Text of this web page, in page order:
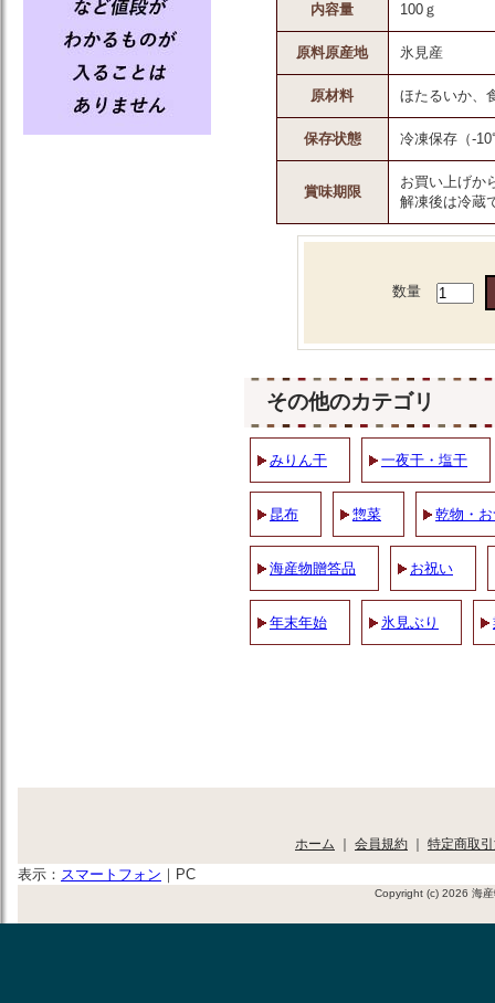
内容量 100ｇ
原料原産地 氷見産
原材料 ほたるいか、
保存状態 冷凍保存（-
賞味期限
お買い上げか
解凍後は冷蔵
数量
その他のカテゴリ
みりん干 一夜干・塩干
昆布 惣菜 乾物・
海産物贈答品 お祝い
年末年始 氷見ぶり
ホーム ｜ 会員規約 ｜ 特定商取
表示： スマートフォン ｜ PC
Copyright (c) 2026 海